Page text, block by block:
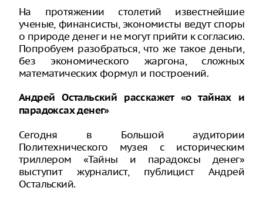
На протяжении столетий известнейшие
ученые, финансисты, экономисты ведут споры
о природе денег и не могут прийти к согласию.
Попробуем разобраться, что же такое деньги,
без экономического жаргона, сложных
математических формул и построений.
Андрей Остальский расскажет «о тайнах и
парадоксах денег»
Сегодня в Большой аудитории
Политехнического музея с историческим
триллером «Тайны и парадоксы денег»
выступит журналист, публицист Андрей
Остальский.